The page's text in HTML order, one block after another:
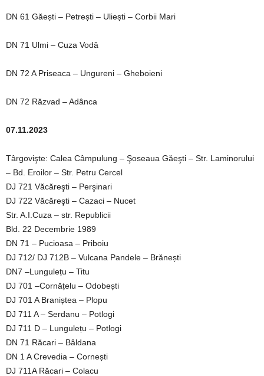
DN 61 Găești – Petrești – Uliești – Corbii Mari
DN 71 Ulmi – Cuza Vodă
DN 72 A Priseaca – Ungureni – Gheboieni
DN 72 Răzvad – Adânca
07.11.2023
Târgovişte: Calea Câmpulung – Şoseaua Găeşti – Str. Laminorului
– Bd. Eroilor – Str. Petru Cercel
DJ 721 Văcăreşti – Perşinari
DJ 722 Văcăreşti – Cazaci – Nucet
Str. A.I.Cuza – str. Republicii
Bld. 22 Decembrie 1989
DN 71 – Pucioasa – Priboiu
DJ 712/ DJ 712B – Vulcana Pandele – Brănești
DN7 –Lungulețu – Titu
DJ 701 –Cornățelu – Odobești
DJ 701 A Braniștea – Plopu
DJ 711 A – Serdanu – Potlogi
DJ 711 D – Lungulețu – Potlogi
DN 71 Răcari – Bâldana
DN 1 A Crevedia – Cornești
DJ 711A Răcari – Colacu